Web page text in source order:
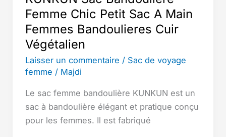
Femme Chic Petit Sac A Main
Femmes Bandoulieres Cuir
Végétalien
Laisser un commentaire / Sac de voyage
femme / Majdi
Le sac femme bandoulière KUNKUN est un
sac à bandoulière élégant et pratique conçu
pour les femmes. Il est fabriqué